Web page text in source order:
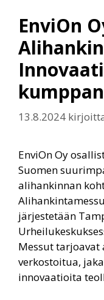
EnviOn
13.8.2024
EnviOn Oy
Suomen
alihankinnan
järjestetään
Messut
verkostoitua,
innovaatioita